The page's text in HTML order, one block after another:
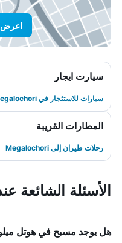
اعرض
سيارت ايجار
سيارات للاستئجار في Megalochori
المطارات القريبة
رحلات طيران إلى Megalochori
الأسئلة الشائعة
هل يوجد مسبح في هوتل